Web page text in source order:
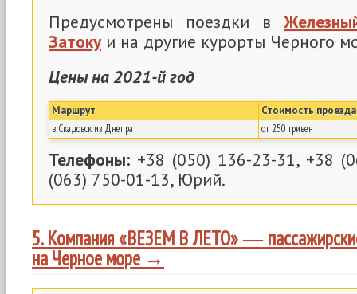
Предусмотрены поездки в
Затокуи на другие курорты Черного
Цены на 2021-й год
Маршрут
Стоимость проезда
в Скадовск из Днепра
от 250 гривен
Телефоны: +38 (050) 136-23-31, +38
(063) 750-01-13, Юрий.
5. Компания «ВЕЗЕМ В ЛЕТО» ―
на Черное море →